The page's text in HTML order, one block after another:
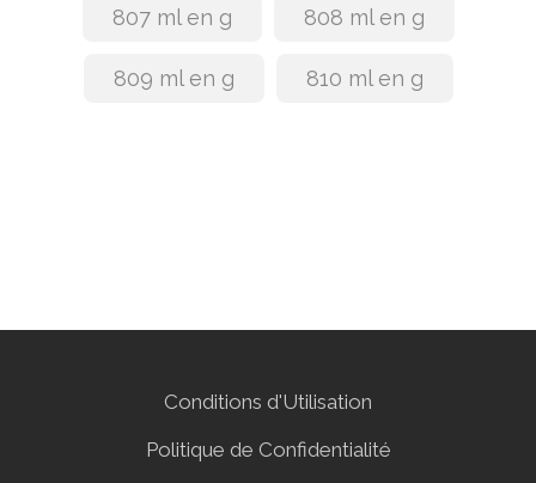
807 ml en g 808 ml en g
809 ml en g 810 ml en g
Conditions d'Utilisation
Politique de Confidentialité